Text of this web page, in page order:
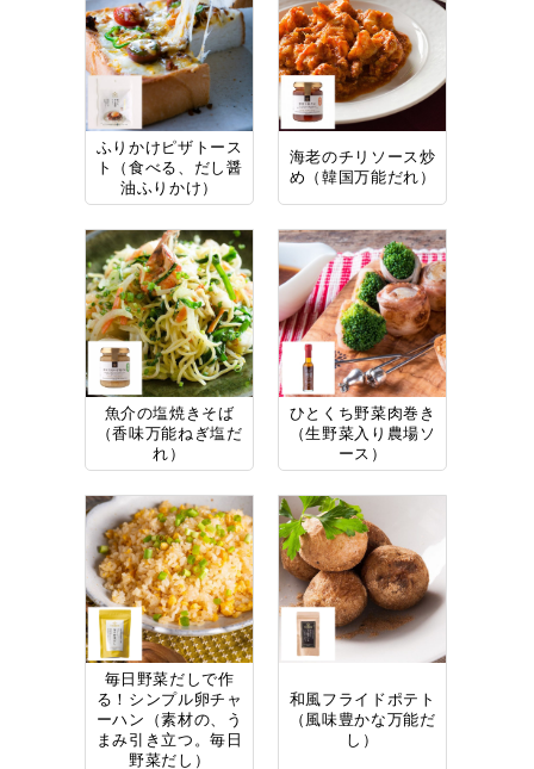
ふりかけピザトース
ト（食べる、だし醤
油ふりかけ）
海老のチリソース炒
め（韓国万能だれ）
魚介の塩焼きそば
（香味万能ねぎ塩だ
れ）
ひとくち野菜肉巻き
（生野菜入り農場ソ
ース）
毎日野菜だしで作
る！シンプル卵チャ
ーハン（素材の、う
まみ引き立つ。毎日
野菜だし）
和風フライドポテト
（風味豊かな万能だ
し）